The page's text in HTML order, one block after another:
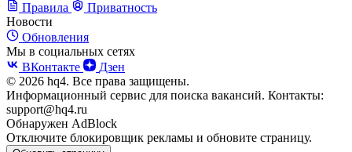
Правила
Приватность
Новости
Обновления
Мы в социальных сетях
ВКонтакте
Дзен
© 2026 hq4. Все права защищены.
Информационный сервис для поиска вакансий. Контакты:
support@hq4.ru
Обнаружен AdBlock
Отключите блокировщик рекламы и обновите страницу.